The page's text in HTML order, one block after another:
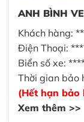
ANH BÌNH
Khách hàng:
Điện Thoại:
Biển số xe:
Thời gian bảo
(Hết hạn bảo
Xem thêm >>